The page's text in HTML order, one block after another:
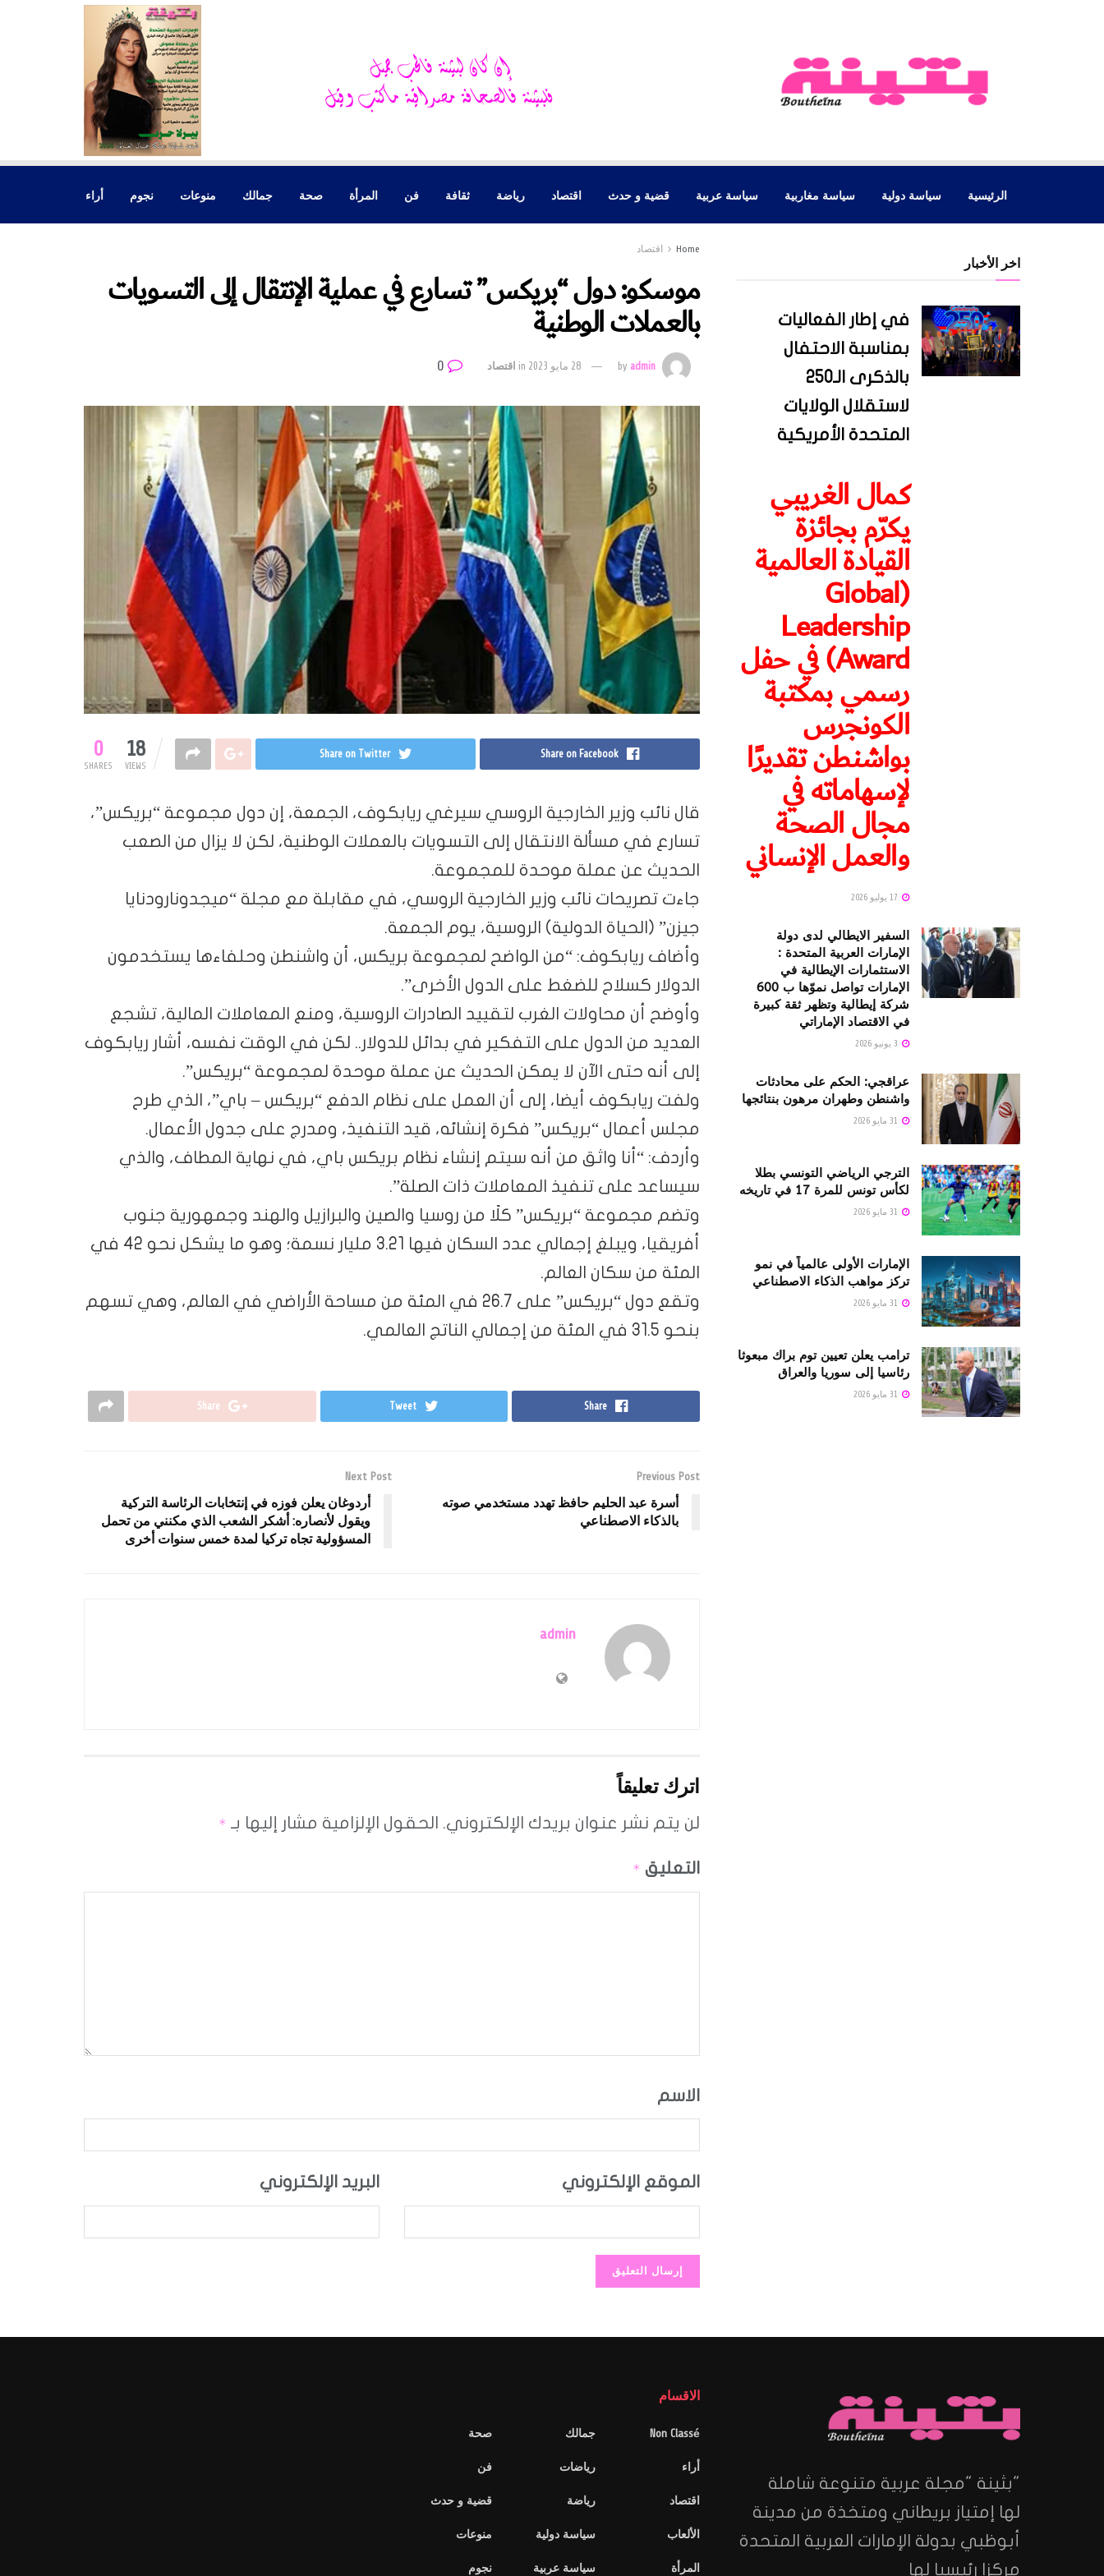
الرئيسية سياسة دولية سياسة مغاربية سياسة عربية قضية و حدث اقتصاد رياضة ثقافة فن المرأة صحة جمالك منوعات نجوم أراء
Home اقتصاد
موسكو: دول “بريكس” تسارع في عملية الإنتقال إلى التسويات
بالعملات الوطنية
byadmin 28 مايو 2023 inاقتصاد
0
SHARES 18
VIEWS
Share on Facebook
Share on Twitter
قال نائب وزير الخارجية الروسي سيرغي ريابكوف، الجمعة، إن دول مجموعة “بريكس”،
تسارع في مسألة الانتقال إلى التسويات بالعملات الوطنية، لكن لا يزال من الصعب
الحديث عن عملة موحدة للمجموعة.
جاءت تصريحات نائب وزير الخارجية الروسي، في مقابلة مع مجلة “ميجدونارودنايا
جيزن” (الحياة الدولية) الروسية، يوم الجمعة.
وأضاف ريابكوف: “من الواضح لمجموعة بريكس، أن واشنطن وحلفاءها يستخدمون
الدولار كسلاح للضغط على الدول الأخرى”.
وأوضح أن محاولات الغرب لتقييد الصادرات الروسية، ومنع المعاملات المالية، تشجع
العديد من الدول على التفكير في بدائل للدولار.. لكن في الوقت نفسه، أشار ريابكوف
إلى أنه حتى الآن لا يمكن الحديث عن عملة موحدة لمجموعة “بريكس”.
ولفت ريابكوف أيضا، إلى أن العمل على نظام الدفع “بريكس – باي”، الذي طرح
مجلس أعمال “بريكس” فكرة إنشائه، قيد التنفيذ، ومدرج على جدول الأعمال.
وأردف: “أنا واثق من أنه سيتم إنشاء نظام بريكس باي، في نهاية المطاف، والذي
سيساعد على تنفيذ المعاملات ذات الصلة”.
وتضم مجموعة “بريكس” كلًا من روسيا والصين والبرازيل والهند وجمهورية جنوب
أفريقيا، ويبلغ إجمالي عدد السكان فيها 3.21 مليار نسمة؛ وهو ما يشكل نحو 42 في
المئة من سكان العالم.
وتقع دول “بريكس” على 26.7 في المئة من مساحة الأراضي في العالم، وهي تسهم
بنحو 31.5 في المئة من إجمالي الناتج العالمي.
Share
Tweet
Share
Previous Post
أسرة عبد الحليم حافظ تهدد مستخدمي صوته
بالذكاء الاصطناعي
Next Post
أردوغان يعلن فوزه في إنتخابات الرئاسة التركية
ويقول لأنصاره: أشكر الشعب الذي مكنني من تحمل
المسؤولية تجاه تركيا لمدة خمس سنوات أخرى
admin
اترك تعليقاً
لن يتم نشر عنوان بريدك الإلكتروني. الحقول الإلزامية مشار إليها بـ *
التعليق *
الاسم
البريد الإلكتروني الموقع الإلكتروني
اخر الأخبار
في إطار الفعاليات
بمناسبة الاحتفال
بالذكرى الـ250
لاستقلال الولايات
المتحدة الأمريكية
كمال الغريبي
يكرّم بجائزة
القيادة العالمية
(Global
Leadership
Award) في حفل
رسمي بمكتبة
الكونجرس
بواشنطن تقديرًا
لإسهاماته في
مجال الصحة
والعمل الإنساني
السفير الايطالي لدى دولة
الإمارات العربية المتحدة :
الاستثمارات الإيطالية في
الإمارات تواصل نموّها ب 600
شركة إيطالية وتظهر ثقة كبيرة
في الاقتصاد الإماراتي
عراقجي: الحكم على محادثات
واشنطن وطهران مرهون بنتائجها
الترجي الرياضي التونسي بطلا
لكأس تونس للمرة 17 في تاريخه
الإمارات الأولى عالمياً في نمو
تركز مواهب الذكاء الاصطناعي
ترامب يعلن تعيين توم براك مبعوثا
رئاسيا إلى سوريا والعراق
"بثينة "مجلة عربية متنوعة شاملة
لها إمتياز بريطاني ومتخذة من مدينة
أبوظبي بدولة الإمارات العربية المتحدة
مركزا رئيسيا لها
الاقسام
Non Classé
أراء
اقتصاد
الألعاب
المرأة
جمالك
رياضات
رياضة
سياسة دولية
سياسة عربية
صحة
فن
قضية و حدث
منوعات
نجوم